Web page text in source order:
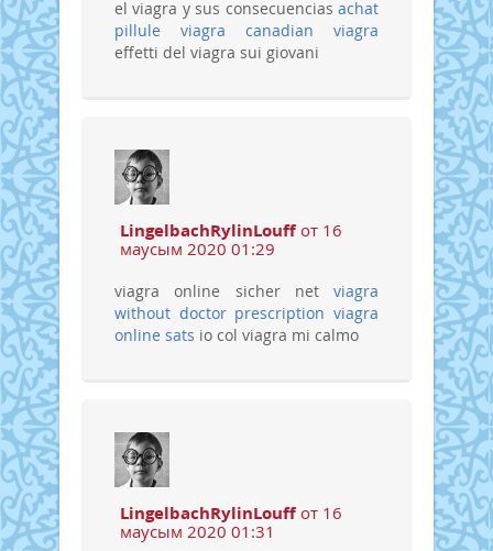
el viagra y sus consecuencias achat
pillule viagra
canadian viagra
effetti del viagra sui giovani
LingelbachRylinLouffот 16
маусым 2020 01:29
viagra online sicher net viagra
without doctor prescription viagra
online sats io col viagra mi calmo
LingelbachRylinLouffот 16
маусым 2020 01:31